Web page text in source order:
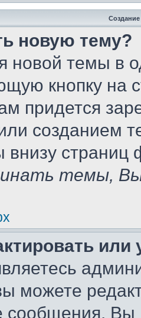
новую тему?
новой темы в
кнопку
придется
созданием
внизу
темы,
можете
сообщения. Вы